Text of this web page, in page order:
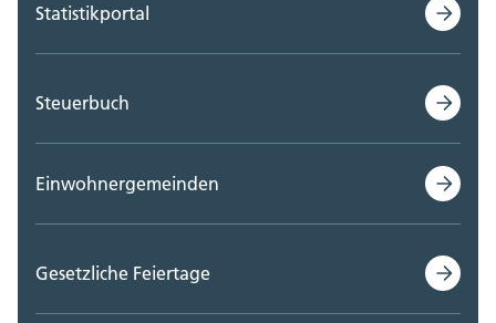
Statistikportal
Steuerbuch
Einwohnergemeinden
Gesetzliche Feiertage